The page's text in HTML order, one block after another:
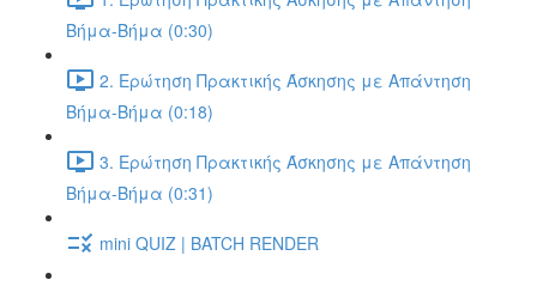
Βήμα-Βήμα (0:30)
2. Ερώτηση Πρακτικής Άσκησης με Απάντηση
Βήμα-Βήμα (0:18)
3. Ερώτηση Πρακτικής Άσκησης με Απάντηση
Βήμα-Βήμα (0:31)
mini QUIZ | BATCH RENDER